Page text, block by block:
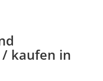
kaufen in